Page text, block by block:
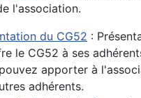
l'association.
du CG52 :
le CG52 à ses
apporter à
adhérents.